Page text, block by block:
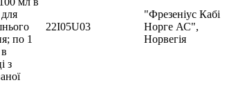
по 1
з
22I05U03
"Фрезеніус Кабі
Норге АС",
Норвегія